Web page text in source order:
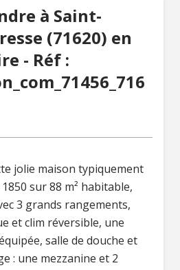
à Saint-
(71620) en
- Réf :
jolie maison typiquement
sur 88 m² habitable,
3 grands rangements,
et clim réversible, une
salle de douche et
: une mezzanine et 2